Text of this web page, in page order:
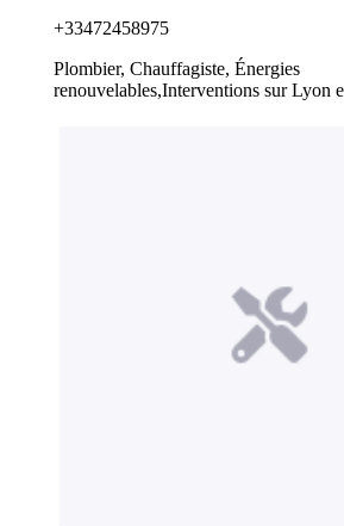
+33472458975
Plombier, Chauffagiste, Énergies
renouvelables,Interventions sur Lyon